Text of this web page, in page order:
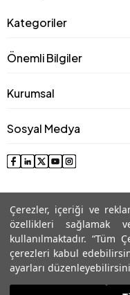
Çerezler, içeriği ve
özellikleri sağlamak
kullanılmaktadır. “Tüm
çerezleri kabul
ayarları
Kategoriler
Önemli Bilgiler
Kurumsal
Sosyal Medya
© 2025 Roman® Tüm